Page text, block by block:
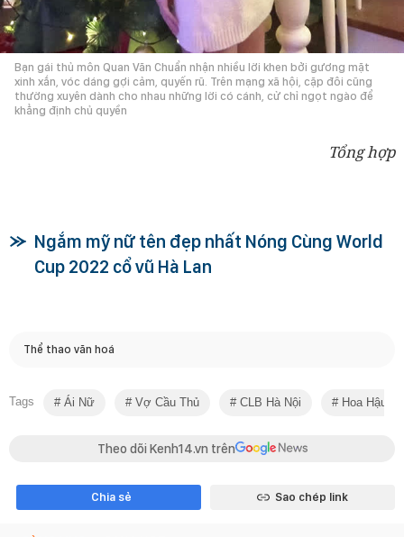
Bạn gái thủ môn Quan Văn Chuẩn nhận nhiều lời khen bởi gương mặt
xinh xắn, vóc dáng gợi cảm, quyến rũ. Trên mạng xã hội, cặp đôi cũng
thường xuyên dành cho nhau những lời có cánh, cử chỉ ngọt ngào để
khẳng định chủ quyền
Tổng hợp
Ngắm mỹ nữ tên đẹp nhất Nóng Cùng World
Cup 2022 cổ vũ Hà Lan
Thể thao văn hoá
Tags Ái Nữ Vợ Cầu Thủ CLB Hà Nội Hoa Hậu
Theo dõi Kenh14.vn trên
Chia sẻ Sao chép link